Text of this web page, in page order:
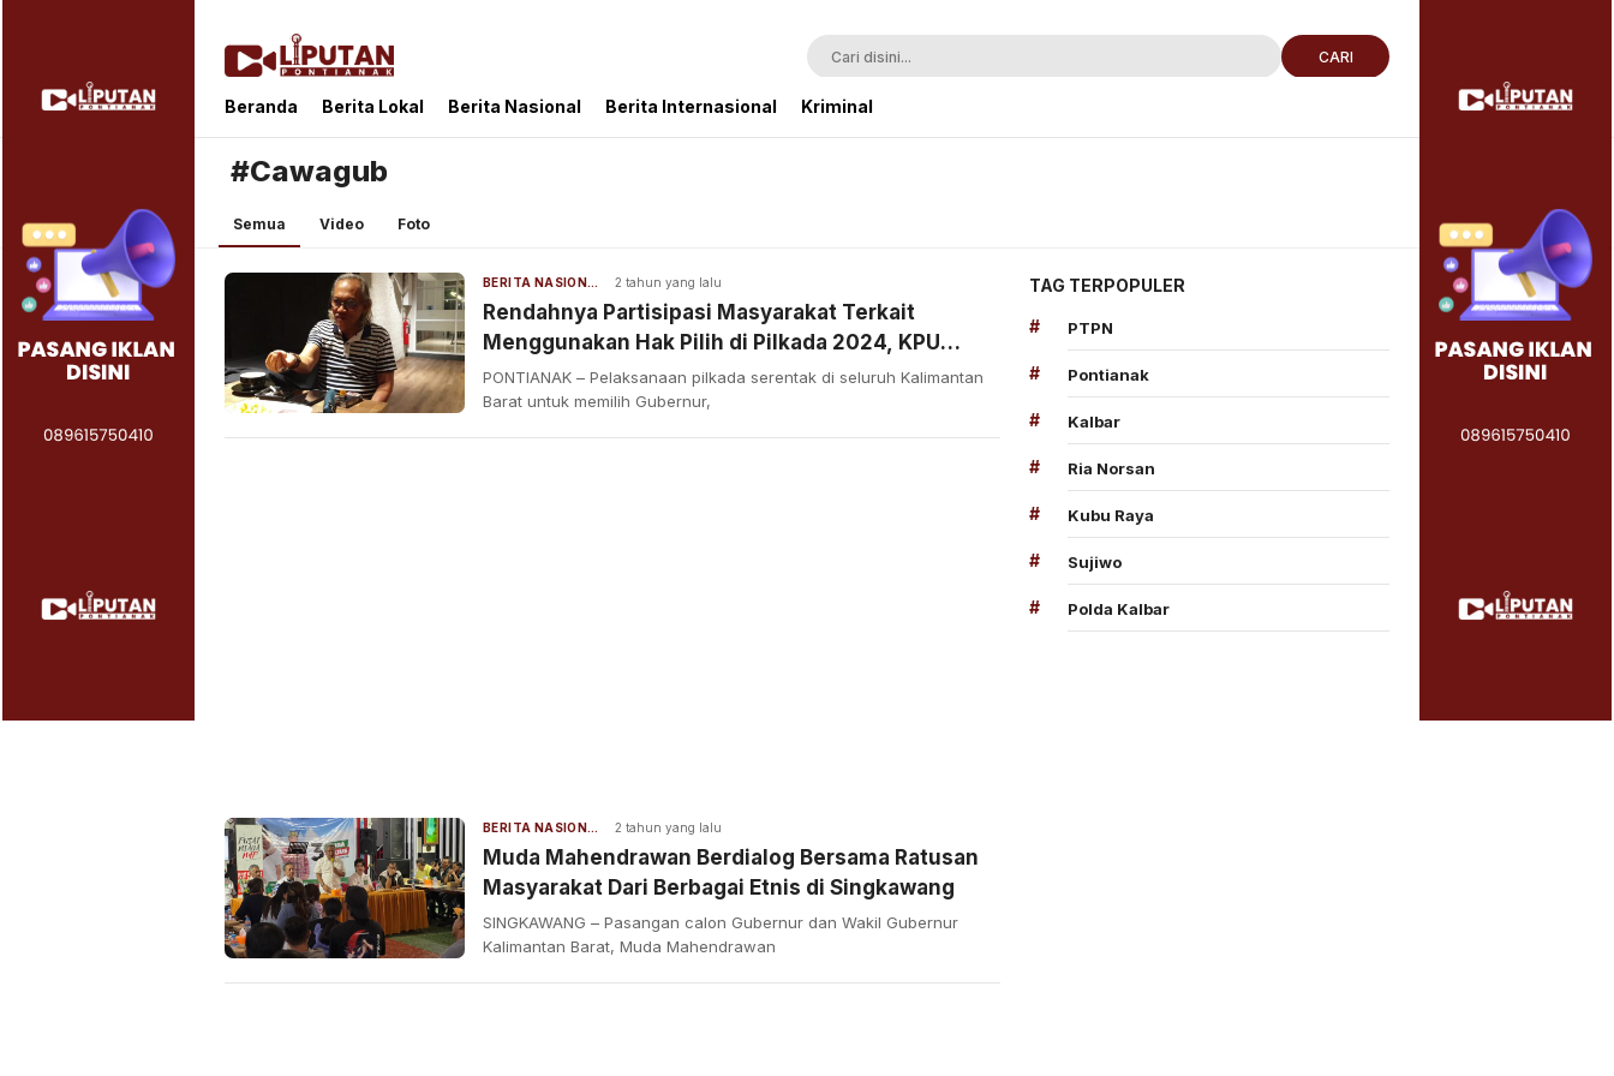
Liputan Pontianak
Berita Terkini dan TerUpdate
CARI
Beranda Berita Lokal Berita Nasional Berita Internasional Kriminal
#Cawagub
Semua Video Foto
BERITA NASIONAL 2 tahun yang lalu
Rendahnya Partisipasi Masyarakat Terkait
Menggunakan Hak Pilih di Pilkada 2024, KPU
Kalbar Perlu Lakukan Evaluasi!
PONTIANAK – Pelaksanaan pilkada serentak di seluruh Kalimantan
Barat untuk memilih Gubernur,
BERITA NASIONAL 2 tahun yang lalu
Muda Mahendrawan Berdialog Bersama Ratusan
Masyarakat Dari Berbagai Etnis di Singkawang
SINGKAWANG – Pasangan calon Gubernur dan Wakil Gubernur
Kalimantan Barat, Muda Mahendrawan
TAG TERPOPULER
#
PTPN
# Pontianak
# Kalbar
# Ria Norsan
# Kubu Raya
# Sujiwo
# Polda Kalbar